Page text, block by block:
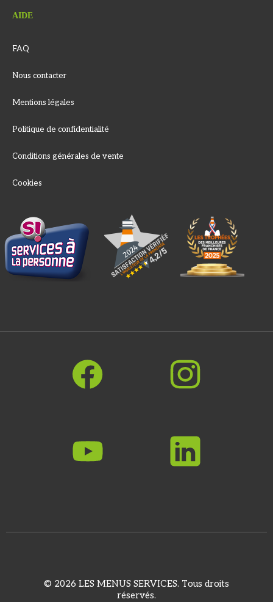
AIDE
FAQ
Nous contacter
Mentions légales
Politique de confidentialité
Conditions générales de vente
Cookies
© 2026 LES MENUS SERVICES. Tous droits
réservés.